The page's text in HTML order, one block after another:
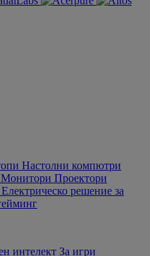
Настолни компютри
Монитори Проектори
Електрическо решение за
интелект За игри